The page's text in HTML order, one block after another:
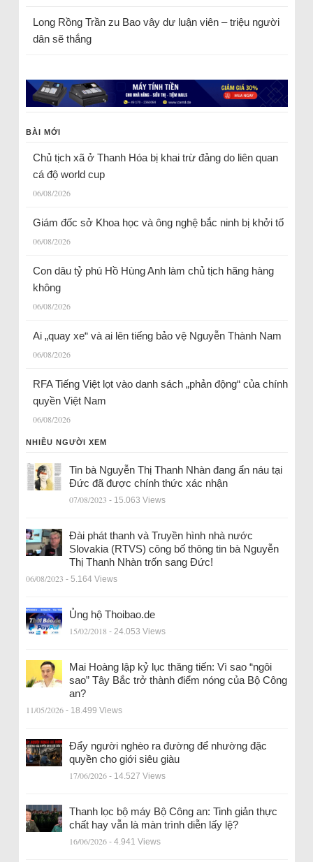
Long Rồng Trầnzu Bao vây dư luận viên – triệu người
dân sẽ thắng
BÀI MỚI
Chủ tịch xã ở Thanh Hóa bị khai trừ đảng do liên quan
cá độ world cup
06/08/2026
Giám đốc sở Khoa học và ông nghệ bắc ninh bị khởi tố
06/08/2026
Con dâu tỷ phú Hồ Hùng Anh làm chủ tịch hãng hàng
không
06/08/2026
Ai „quay xe“ và ai lên tiếng bảo vệ Nguyễn Thành Nam
06/08/2026
RFA Tiếng Việt lọt vào danh sách „phản động“ của chính
quyền Việt Nam
06/08/2026
NHIỀU NGƯỜI XEM
Tin bà Nguyễn Thị Thanh Nhàn đang ẩn náu tại
Đức đã được chính thức xác nhận
07/08/2023 - 15.063 Views
Đài phát thanh và Truyền hình nhà nước
Slovakia (RTVS) công bố thông tin bà Nguyễn
Thị Thanh Nhàn trốn sang Đức!
06/08/2023 - 5.164 Views
Ủng hộ Thoibao.de
15/02/2018 - 24.053 Views
Mai Hoàng lập kỷ lục thăng tiến: Vì sao “ngôi
sao” Tây Bắc trở thành điểm nóng của Bộ Công
an?
11/05/2026 - 18.499 Views
Đẩy người nghèo ra đường để nhường đặc
quyền cho giới siêu giàu
17/06/2026 - 14.527 Views
Thanh lọc bộ máy Bộ Công an: Tinh giản thực
chất hay vẫn là màn trình diễn lấy lệ?
16/06/2026 - 4.941 Views